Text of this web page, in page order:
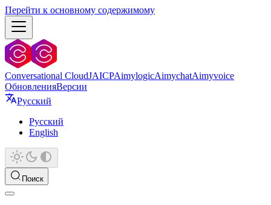
Перейти к основному содержимому
Conversational CloudJAICPAimylogicAimychatAimyvoice
ОбновленияВерсии
Русский
Русский
English
Поиск